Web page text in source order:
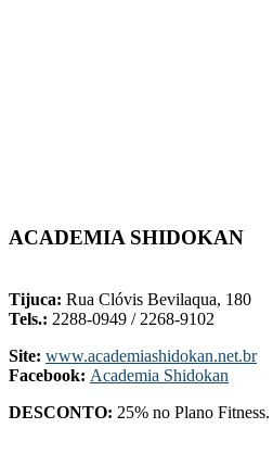
ACADEMIA SHIDOKAN
Tijuca: Rua Clóvis Bevilaqua, 180
Tels.: 2288-0949 / 2268-9102
Site: www.academiashidokan.net.br
Facebook: Academia Shidokan
DESCONTO: 25% no Plano Fitness.